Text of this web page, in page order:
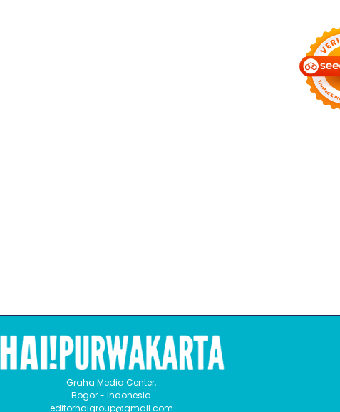
Graha Media Center,
Bogor - Indonesia
editorhaigroup@gmail.com